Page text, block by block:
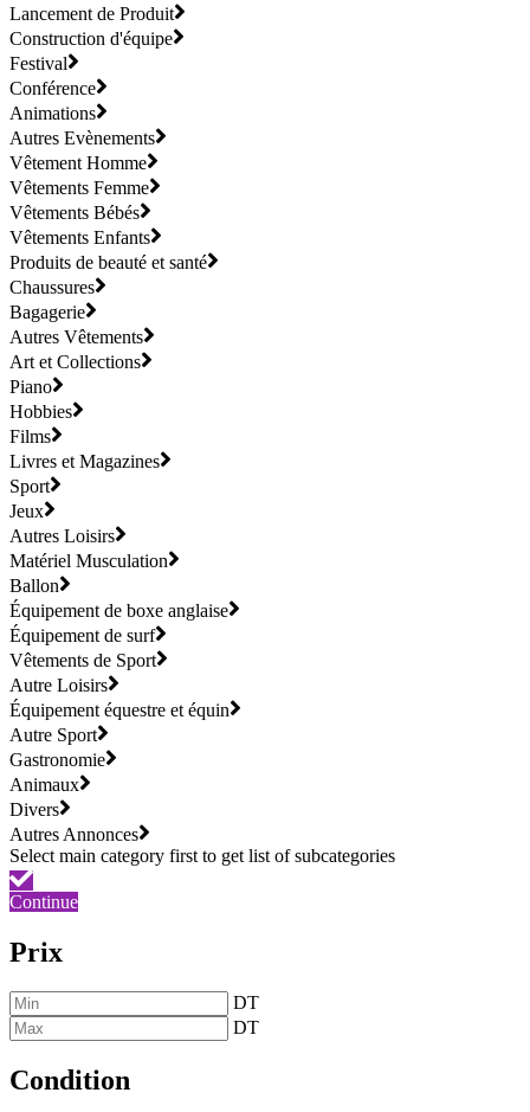
Lancement de Produit
Construction d'équipe
Festival
Conférence
Animations
Autres Evènements
Vêtement Homme
Vêtements Femme
Vêtements Bébés
Vêtements Enfants
Produits de beauté et santé
Chaussures
Bagagerie
Autres Vêtements
Art et Collections
Piano
Hobbies
Films
Livres et Magazines
Sport
Jeux
Autres Loisirs
Matériel Musculation
Ballon
Équipement de boxe anglaise
Équipement de surf
Vêtements de Sport
Autre Loisirs
Équipement équestre et équin
Autre Sport
Gastronomie
Animaux
Divers
Autres Annonces
Continue
Prix
DT
DT
Condition